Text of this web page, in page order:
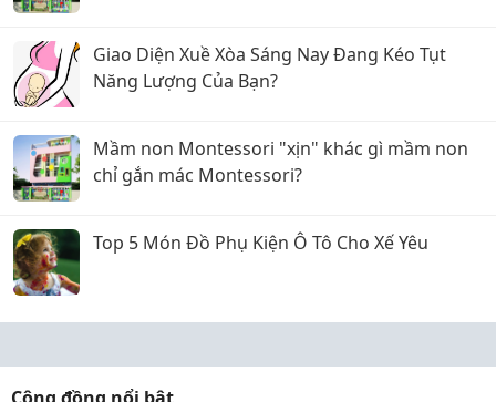
Giao Diện Xuề Xòa Sáng Nay Đang Kéo Tụt
Năng Lượng Của Bạn?
Mầm non Montessori "xịn" khác gì mầm non
chỉ gắn mác Montessori?
Top 5 Món Đồ Phụ Kiện Ô Tô Cho Xế Yêu